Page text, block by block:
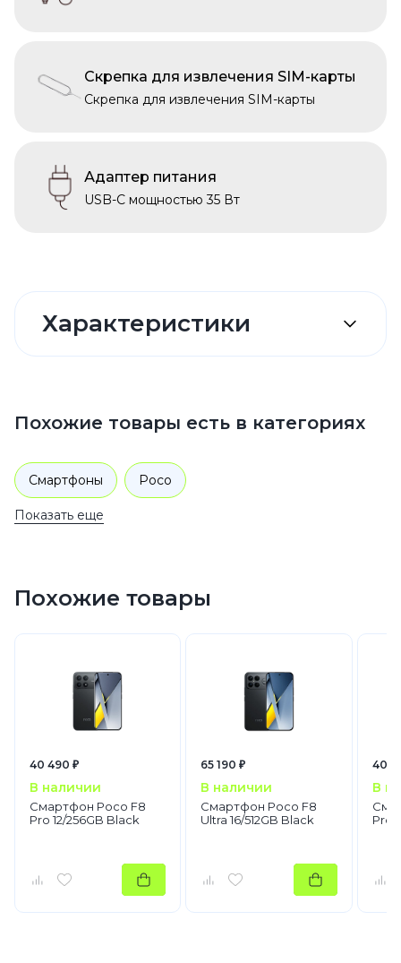
Скрепка для извлечения SIM-карты
Скрепка для извлечения SIM-карты
Адаптер питания
USB-C мощностью 35 Вт
Характеристики
Похожие товары есть в категориях
Смартфоны Poco
Показать еще
Похожие товары
40 490 ₽
В наличии
Смартфон Poco F8
Pro 12/256GB Black
65 190 ₽
В наличии
Смартфон Poco F8
Ultra 16/512GB Black
40
В
Pro